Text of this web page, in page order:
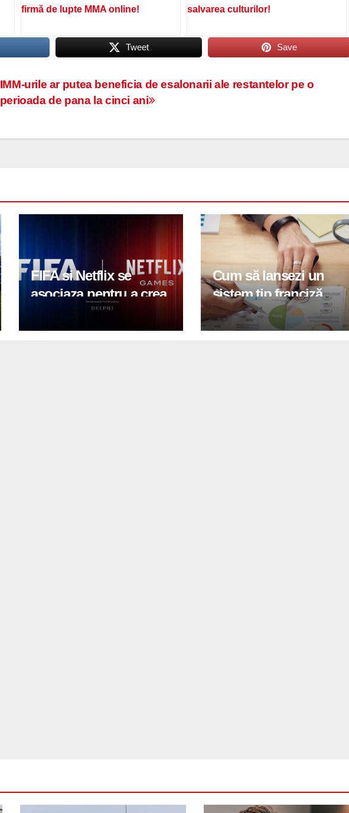
firmă de lupte MMA online!
salvarea culturilor!
Tweet Save
IMM-urile ar putea beneficia de esalonarii ale restantelor pe o
perioada de pana la cinci ani
FIFA si Netflix se
asociaza pentru a crea
un nou joc de fotbal
Cum să lansezi un
sistem tip franciză
profitabil în România